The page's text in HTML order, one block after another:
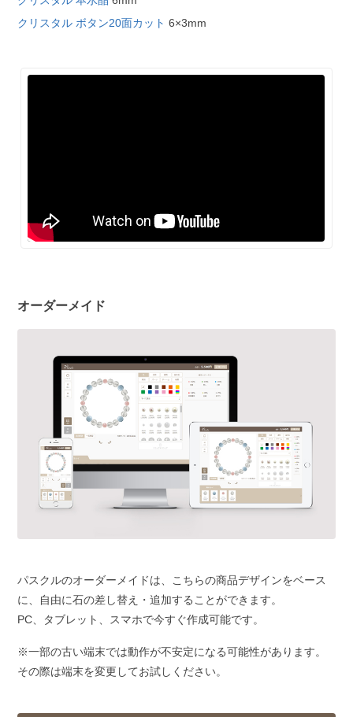
クリスタル ボタン20面カット 6×3mm
オーダーメイド
パスクルのオーダーメイドは、こちらの商品デザインをベース
に、自由に石の差し替え・追加することができます。
PC、タブレット、スマホで今すぐ作成可能です。
※一部の古い端末では動作が不安定になる可能性があります。
その際は端末を変更してお試しください。